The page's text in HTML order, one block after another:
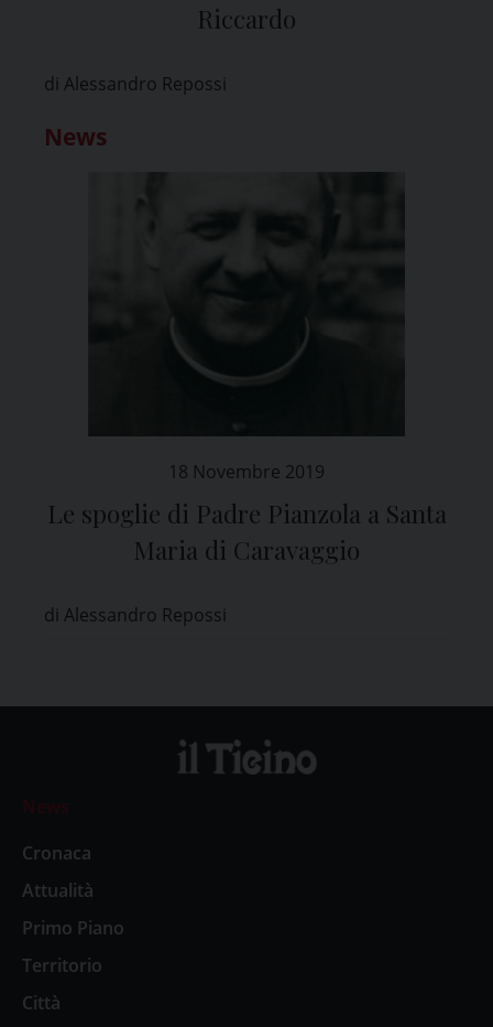
Riccardo
di Alessandro Repossi
News
18 Novembre 2019
Le spoglie di Padre Pianzola a Santa
Maria di Caravaggio
di Alessandro Repossi
News
Cronaca
Attualità
Primo Piano
Territorio
Città